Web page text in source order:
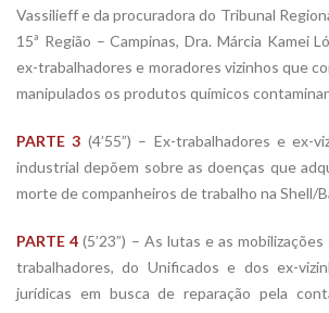
Vassilieff e da procuradora do Tribunal
15ª Região – Campinas, Dra. Márcia Kamei
ex-trabalhadores e moradores vizinhos que
manipulados os produtos químicos
PARTE 3 (4’55”) – Ex-trabalhadores e ex-
industrial depõem sobre as doenças que
morte de companheiros de trabalho na Shell/
PARTE 4 (5’23”) – As lutas e as
trabalhadores, do Unificados e dos ex-
jurídicas em busca de reparação pela